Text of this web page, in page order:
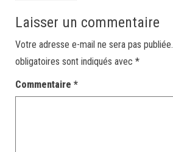
Laisser un commentaire
Votre adresse e-mail ne sera pas publiée.
obligatoires sont indiqués avec *
Commentaire *